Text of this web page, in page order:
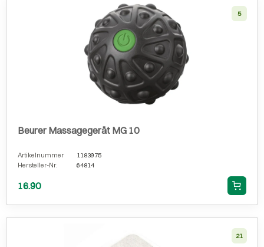
5
Beurer Massagegerät MG 10
Artikelnummer
1183975
Hersteller-Nr.
64814
16.90
21